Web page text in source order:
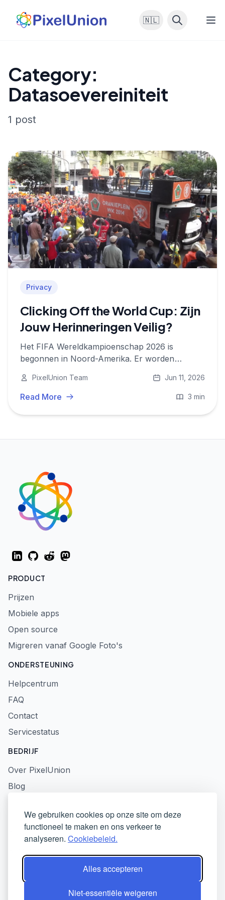
We gebruiken cookies op onze site om deze
functioneel te maken en ons verkeer te
analyseren. Cookiebeleid.
Alles accepteren
Niet-essentiële weigeren
🇳🇱
Category:
Datasoevereiniteit
1 post
Privacy
Clicking Off the World Cup: Zijn
Jouw Herinneringen Veilig?
Het FIFA Wereldkampioenschap 2026 is
begonnen in Noord-Amerika. Er worden
het veilig opslaan van die herinneringen
belangrijker is dan ooit.
PixelUnion Team Jun 11, 2026
Read More 3 min
LinkedInGitHubRedditMastodon
PRODUCT
Prijzen
Mobiele apps
Open source
Migreren vanaf Google Foto's
ONDERSTEUNING
Helpcentrum
FAQ
Contact
Servicestatus
BEDRIJF
Over PixelUnion
Blog
Privacybeleid
Gebruiksvoorwaarden